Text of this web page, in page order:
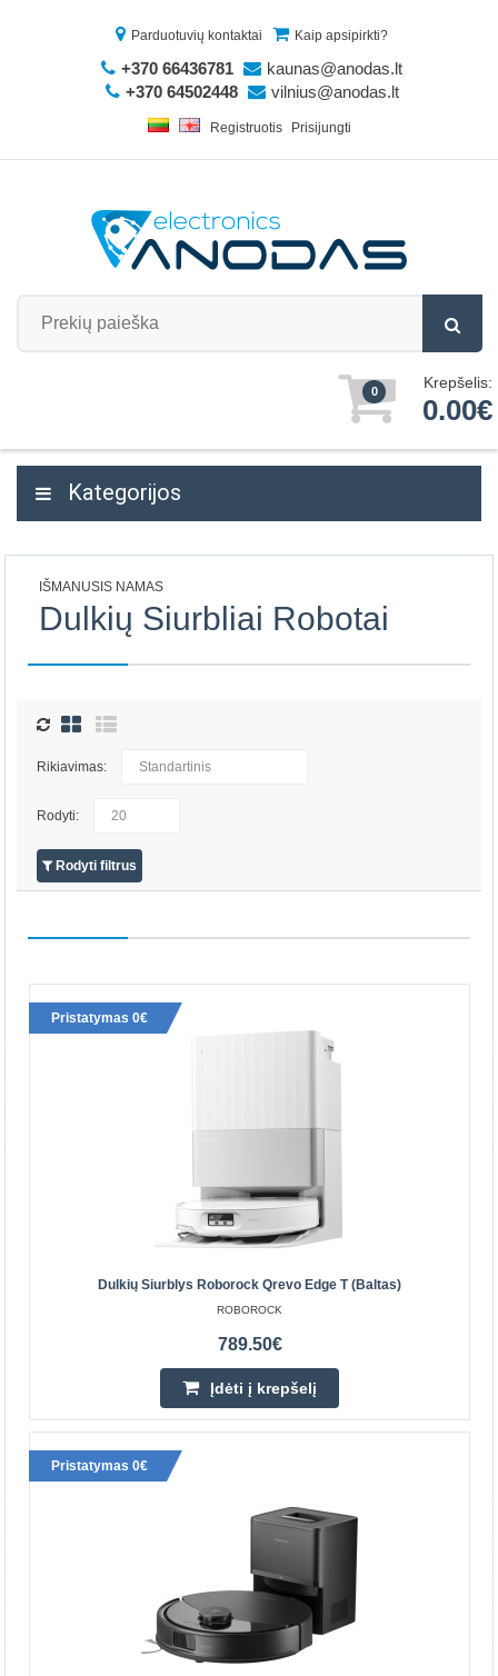
Parduotuvių kontaktai Kaip apsipirkti?
+370 66436781
kaunas@anodas.lt
+370 64502448
vilnius@anodas.lt
Registruotis Prisijungti
0 Krepšelis:
0.00€
Kategorijos
IŠMANUSIS NAMAS
Dulkių Siurbliai Robotai
Rikiavimas:
Rodyti:
Rodyti filtrus
Dulkių siurblys Roborock Qrevo EdgeT (baltas) Idealiai
„Roborock Qrevo EdgeT“ – tai valymo robotas, sukurtas..
789.50€
Įdėti į krepšelį
Pridėti prie pageidavimų sąrašo
Pristatymas 0€
Dulkių Siurblys Roborock Qrevo Edge T (baltas)
ROBOROCK
789.50€
Įdėti į krepšelį
Pristatymas 0€